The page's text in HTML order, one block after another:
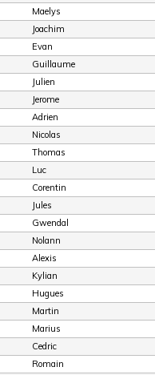
Maelys
Joachim
Evan
Guillaume
Julien
Jerome
Adrien
Nicolas
Thomas
Luc
Corentin
Jules
Gwendal
Nolann
Alexis
Kylian
Hugues
Martin
Marius
Cedric
Romain